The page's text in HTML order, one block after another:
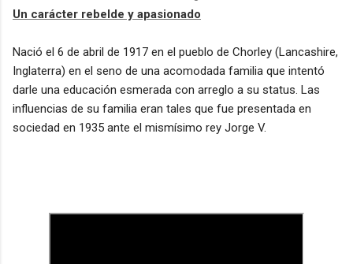
Un carácter rebelde y apasionado
Nació el 6 de abril de 1917 en el pueblo de Chorley (Lancashire,
Inglaterra) en el seno de una acomodada familia que intentó
darle una educación esmerada con arreglo a su status. Las
influencias de su familia eran tales que fue presentada en
sociedad en 1935 ante el mismísimo rey Jorge V.